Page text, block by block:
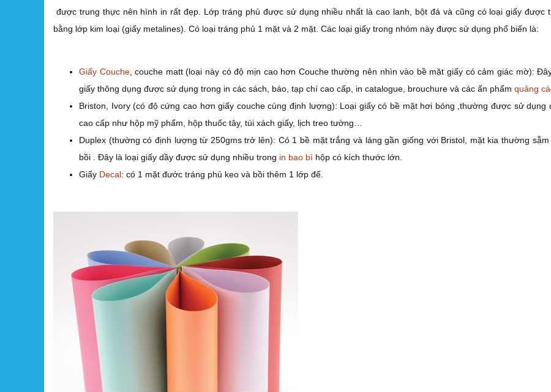
được trung thực nên hình in rất đẹp. Lớp tráng phủ được sử dụng nhiều nhất là cao lanh, bột đá và cũng có loại giấy được
bằng lớp kim loại (giấy metalines). Có loại tráng phủ 1 mặt và 2 mặt. Các loại giấy trong nhóm này được sử dụng phổ biến là:
Giấy Couche, couche matt (loại này có độ mịn cao hơn Couche thường nên nhìn vào bề mặt giấy có cảm giác mờ):
giấy thông dụng được sử dụng trong in các sách, báo, tạp chí cao cấp, in catalogue, brouchure và các ấn phẩm quảng
Briston, Ivory (có độ cứng cao hơn giấy couche cùng định lượng): Loại giấy có bề mặt hơi bóng ,thường được sử dụng
cao cấp như hộp mỹ phẩm, hộp thuốc tây, túi xách giấy, lịch treo tường…
Duplex (thường có định lượng từ 250gms trở lên): Có 1 bề mặt trắng và láng gần giống với Bristol, mặt kia thường
bồi . Đây là loại giấy dầy được sử dụng nhiều trong in bao bì hộp có kích thước lớn.
Giấy Decal: có 1 mặt đước tráng phủ keo và bồi thêm 1 lớp đế.